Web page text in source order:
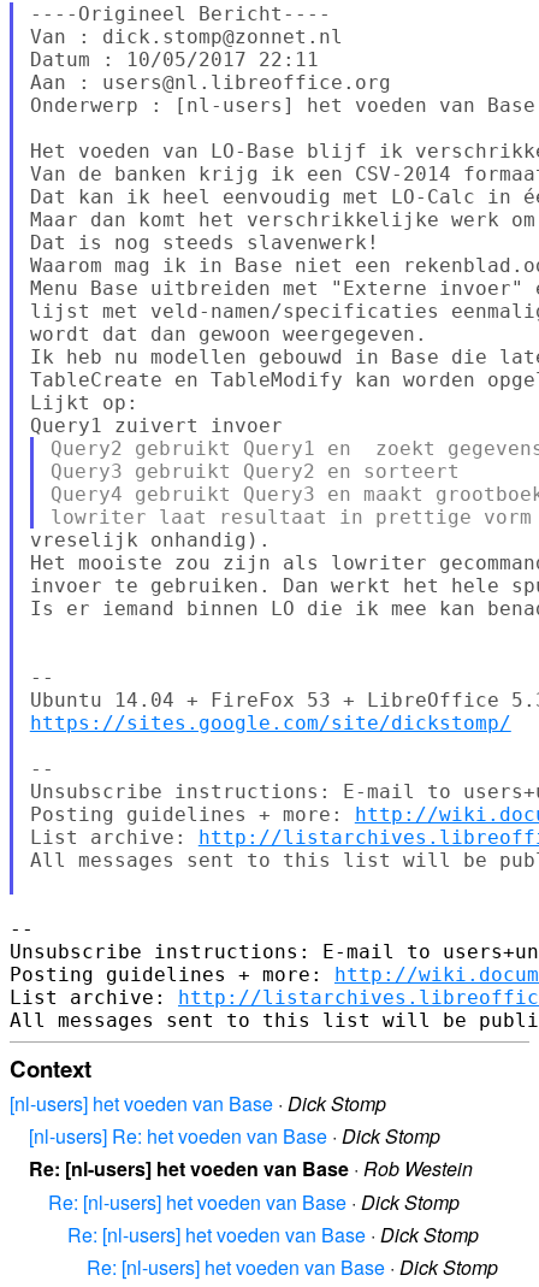
----Origineel Bericht----
Van : dick.stomp@zonnet.nl
Datum : 10/05/2017 22:11
Aan : users@nl.libreoffice.org
Onderwerp : [nl-users] het voeden van Base
Het voeden van LO-Base blijf ik
Van de banken krijg ik een CSV-2014
Dat kan ik heel eenvoudig met LO-Calc in
Maar dan komt het verschrikkelijke werk
Dat is nog steeds slavenwerk!
Waarom mag ik in Base niet een
Menu Base uitbreiden met "Externe invoer"
lijst met veld-namen/specificaties
wordt dat dan gewoon weergegeven.
Ik heb nu modellen gebouwd in Base die
TableCreate en TableModify kan worden
Lijkt op:
Query2 gebruikt Query1 en  zoekt
Query3 gebruikt Query2 en sorteert
Query4 gebruikt Query3 en maakt
vreselijk onhandig).
Het mooiste zou zijn als lowriter
invoer te gebruiken. Dan werkt het hele
​Is er iemand binnen LO die ik mee kan
--
https://sites.google.com/site/dickstomp/
--
Unsubscribe instructions: E-mail to
Posting guidelines + more: http://
List archive: http://
All messages sent to this list will be
--
Unsubscribe instructions: E-mail to
Posting guidelines + more: http://
List archive: http://
Context
[nl-users] het voeden van Base · Dick Stomp
[nl-users] Re: het voeden van Base · Dick Stomp
Re: [nl-users] het voeden van Base · Rob Westein
Re: [nl-users] het voeden van Base · Dick Stomp
Re: [nl-users] het voeden van Base · Dick Stomp
Re: [nl-users] het voeden van Base · Dick Stomp